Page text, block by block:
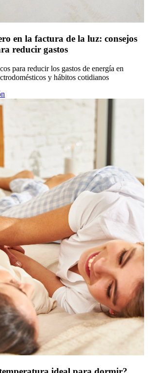
en la factura de la luz: consejos
reducir gastos
para reducir los gastos de energía en
y hábitos cotidianos